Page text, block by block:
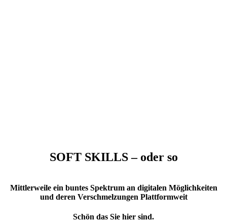
SOFT SKILLS – oder so
Mittlerweile ein buntes Spektrum an digitalen Möglichkeiten
und deren Verschmelzungen Plattformweit
Schön das Sie hier sind.